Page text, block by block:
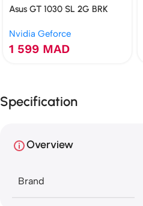
Asus GT 1030 SL 2G BRK
Nvidia Geforce
1 599 MAD
Specification
Overview
Brand